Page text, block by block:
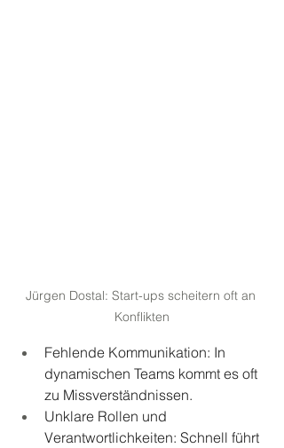
Jürgen Dostal: Start-ups scheitern oft an
Konflikten
Fehlende Kommunikation: In
dynamischen Teams kommt es oft
zu Missverständnissen.
Unklare Rollen und
Verantwortlichkeiten: Schnell führt